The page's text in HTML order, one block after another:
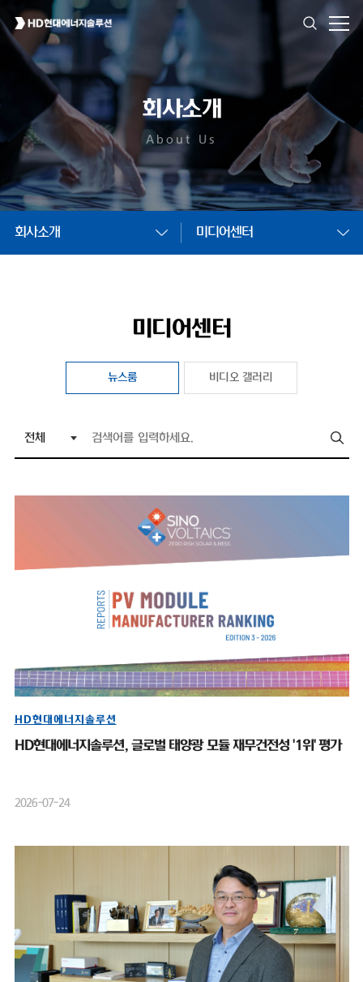
회사소개
About Us
회사소개 미디어센터
미디어센터
뉴스룸 비디오 갤러리
HD현대에너지솔루션
HD현대에너지솔루션, 글로벌 태양광 모듈 재무건전성 '1위' 평가
2026-07-24